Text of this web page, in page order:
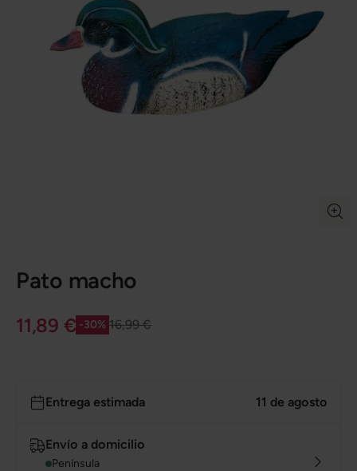
Pato macho
11,89 € -30% 16,99 €
Entrega estimada 11 de agosto
Envío a domicilio
Península